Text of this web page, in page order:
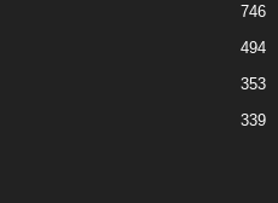
746
494
353
339